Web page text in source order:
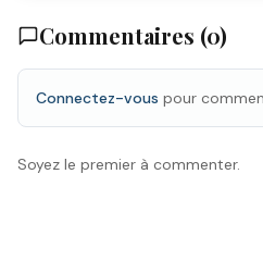
Commentaires (0)
Connectez-vous pour
Soyez le premier à commenter.